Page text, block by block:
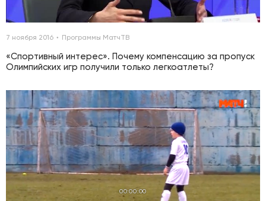
7 ноября 2016 Программы МатчТВ
«Спортивный интерес». Почему компенсацию за пропуск
Олимпийских игр получили только легкоатлеты?
00:00:00